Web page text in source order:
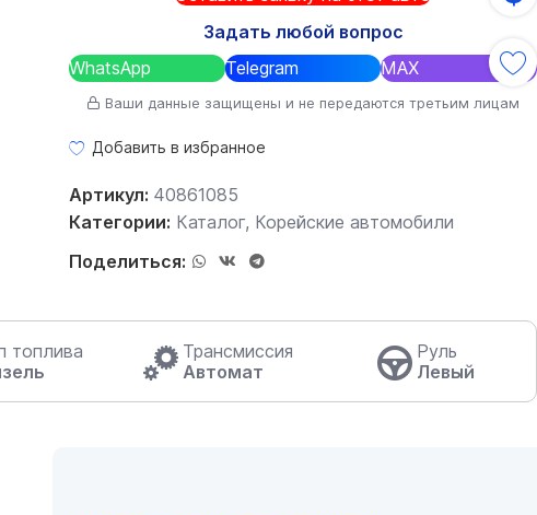
Задать любой вопрос
WhatsApp
Telegram MAX
Ваши данные защищены и не передаются третьим лицам
Добавить в избранное
Артикул: 40861085
Категории: Каталог, Корейские автомобили
Поделиться:
топлива
Трансмиссия
Автомат
Руль
Левый